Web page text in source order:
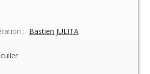
: Bastien JULITA